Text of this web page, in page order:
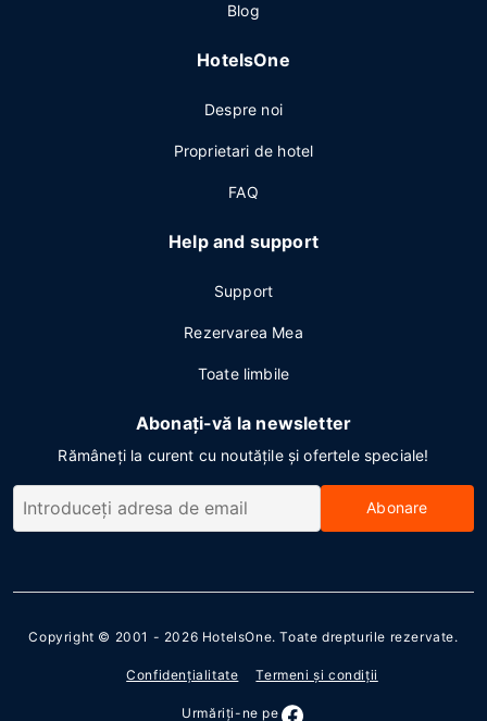
Blog
HotelsOne
Despre noi
Proprietari de hotel
FAQ
Help and support
Support
Rezervarea Mea
Toate limbile
Abonați-vă la newsletter
Rămâneți la curent cu noutățile și ofertele speciale!
Abonare
Copyright © 2001 - 2026 HotelsOne. Toate drepturile rezervate.
Confidenţialitate Termeni şi condiţii
Urmăriţi-ne pe